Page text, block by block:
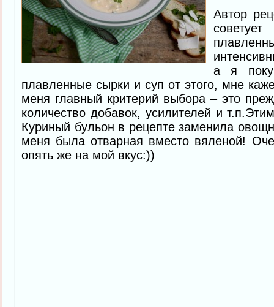
Автор
а я
плавленные сырки и суп от этого, мне
меня главный критерий выбора – это
количество добавок, усилителей и
Куриный бульон в рецепте заменила
меня была отварная вместо вяленой!
опять же на мой вкус:))